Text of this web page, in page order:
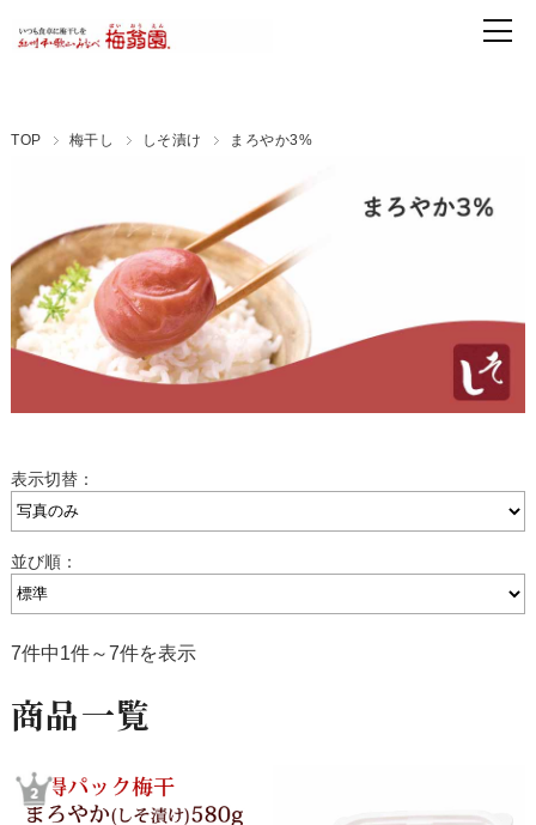
TOP 梅干し しそ漬け まろやか3%
表示切替：
並び順：
7件中1件～7件を表示
商品一覧